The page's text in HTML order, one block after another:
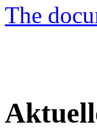
The